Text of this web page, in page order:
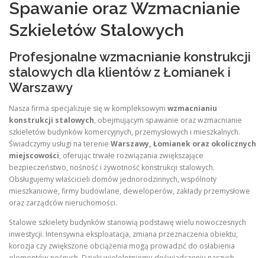
Spawanie oraz Wzmacnianie
Szkieletów Stalowych
Profesjonalne wzmacnianie konstrukcji
stalowych dla klientów z Łomianek i
Warszawy
Nasza firma specjalizuje się w kompleksowym wzmacnianiu
konstrukcji stalowych, obejmującym spawanie oraz wzmacnianie
szkieletów budynków komercyjnych, przemysłowych i mieszkalnych.
Świadczymy usługi na terenie Warszawy, Łomianek oraz okolicznych
miejscowości, oferując trwałe rozwiązania zwiększające
bezpieczeństwo, nośność i żywotność konstrukcji stalowych.
Obsługujemy właścicieli domów jednorodzinnych, wspólnoty
mieszkaniowe, firmy budowlane, deweloperów, zakłady przemysłowe
oraz zarządców nieruchomości.
Stalowe szkielety budynków stanowią podstawę wielu nowoczesnych
inwestycji. Intensywna eksploatacja, zmiana przeznaczenia obiektu,
korozja czy zwiększone obciążenia mogą prowadzić do osłabienia